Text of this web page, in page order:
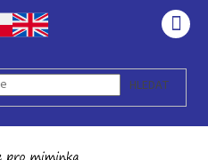
HLEDAT